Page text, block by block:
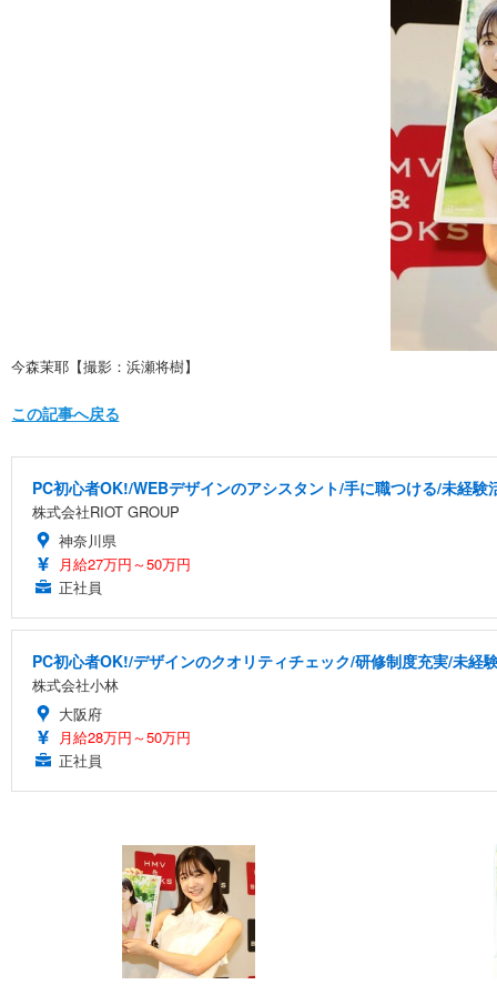
今森茉耶【撮影：浜瀬将樹】
この記事へ戻る
PC初心者OK!/WEBデザインのアシスタント/手に職つける/未経験
株式会社RIOT GROUP
神奈川県
月給27万円～50万円
正社員
PC初心者OK!/デザインのクオリティチェック/研修制度充実/未経
株式会社小林
大阪府
月給28万円～50万円
正社員